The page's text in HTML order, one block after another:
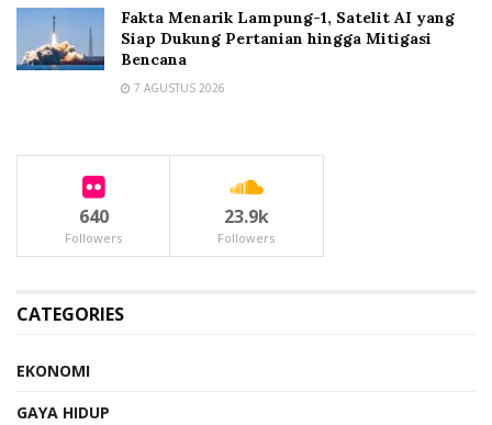
Fakta Menarik Lampung-1, Satelit AI yang
Siap Dukung Pertanian hingga Mitigasi
Bencana
7 AGUSTUS 2026
640
Followers
23.9k
Followers
CATEGORIES
EKONOMI
GAYA HIDUP